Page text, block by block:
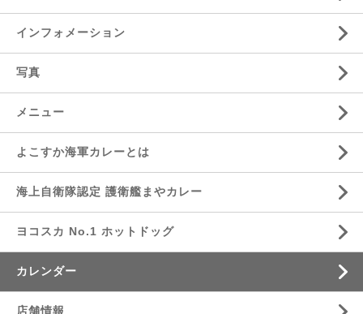
インフォメーション
写真
メニュー
よこすか海軍カレーとは
海上自衛隊認定 護衛艦まやカレー
ヨコスカ No.1 ホットドッグ
カレンダー
店舗情報